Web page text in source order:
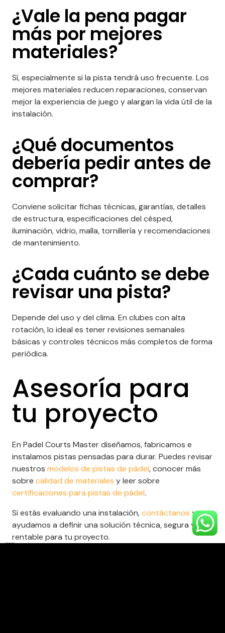
¿Vale la pena pagar
más por mejores
materiales?
Sí, especialmente si la pista tendrá uso frecuente. Los
mejores materiales reducen reparaciones, conservan
mejor la experiencia de juego y alargan la vida útil de la
instalación.
¿Qué documentos
debería pedir antes de
comprar?
Conviene solicitar fichas técnicas, garantías, detalles
de estructura, especificaciones del césped,
iluminación, vidrio, malla, tornillería y recomendaciones
de mantenimiento.
¿Cada cuánto se debe
revisar una pista?
Depende del uso y del clima. En clubes con alta
rotación, lo ideal es tener revisiones semanales
básicas y controles técnicos más completos de forma
periódica.
Asesoría para
tu proyecto
En Padel Courts Master diseñamos, fabricamos e
instalamos pistas pensadas para durar. Puedes revisar
nuestros modelos de pistas de pádel, conocer más
sobre calidad de materiales y leer sobre
certificaciones para pistas de pádel.
Si estás evaluando una instalación,contáctanos y te
ayudamos a definir una solución técnica, segura y
rentable para tu proyecto.